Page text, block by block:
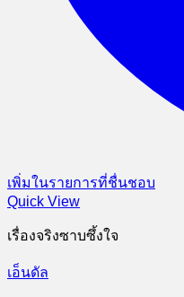
เพิ่มในรายการที่ชื่นชอบ
Quick View
เรื่องจริงซาบซึ้งใจ
เอ็นดัล